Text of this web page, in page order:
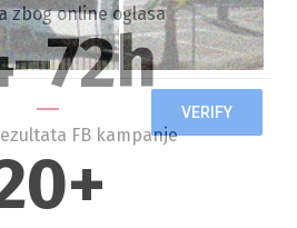
zbog online oglasa
–72h
FB kampanje
+